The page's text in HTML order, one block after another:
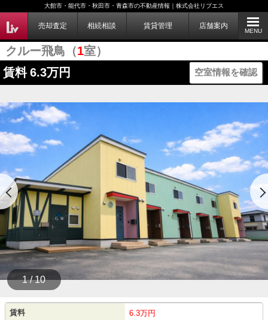
大館市・能代市・秋田市・青森市の不動産情報｜株式会社リブエス
売却査定 相続相談 賃貸管理 店舗案内
MENU
クルー飛鳥（1室）
賃料 6.3万円 空室情報を確認
1 / 10
賃料 6.3万円